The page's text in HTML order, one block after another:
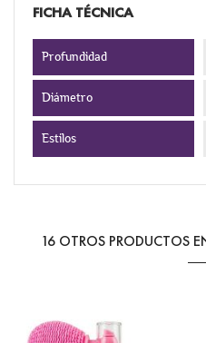
FICHA TÉCNICA
Profundidad
Diámetro
Estilos
16 OTROS PRODUCTOS